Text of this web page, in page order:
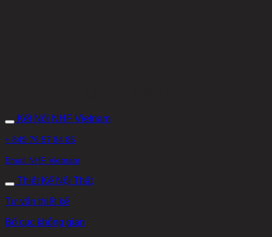
Kết Nối NHF Vietnam
+ 849 76 57 84 85
Email NHF Vietnam
Thiết Kế Nội Thất
Tư vấn thiết kế
Bố cục không gian